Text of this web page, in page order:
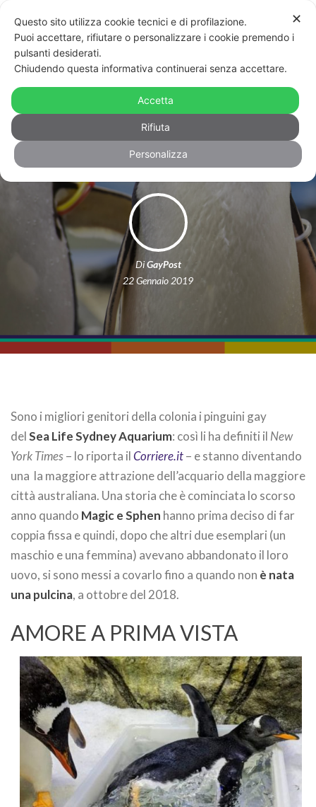
I migliori genitori dell’acquario di
Sidney: ecco la storia dei due
pinguini gay
DiGayPost
22 Gennaio 2019
Sono i migliori genitori della colonia i pinguini gay
delSea Life Sydney Aquarium: così li ha definiti il New
York Times– lo riporta ilCorriere.it– e stanno diventando
una la maggiore attrazione dell’acquario della maggiore
città australiana. Una storia che è cominciata lo scorso
anno quando Magic e Sphen hanno prima deciso di far
coppia fissa e quindi, dopo che altri due esemplari (un
maschio e una femmina) avevano abbandonato il loro
uovo, si sono messi a covarlo fino a quando non è nata
una pulcina, a ottobre del 2018.
AMORE A PRIMA VISTA
✕
Questo sito utilizza cookie tecnici e di profilazione.
Puoi accettare, rifiutare o personalizzare i cookie premendo i
pulsanti desiderati.
Chiudendo questa informativa continuerai senza accettare.
Accetta
Rifiuta
Personalizza